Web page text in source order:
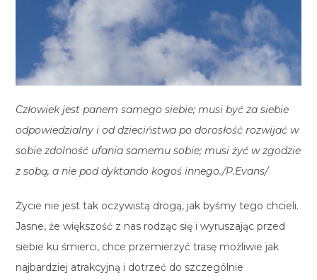
Człowiek jest panem samego siebie; musi być za siebie
odpowiedzialny i od dzieciństwa po dorosłość rozwijać w
sobie zdolność ufania samemu sobie; musi żyć w zgodzie
z sobą, a nie pod dyktando kogoś innego./P.Evans/
Życie nie jest tak oczywistą drogą, jak byśmy tego chcieli.
Jasne, że większość z nas rodząc się i wyruszając przed
siebie ku śmierci, chce przemierzyć trasę możliwie jak
najbardziej atrakcyjną i dotrzeć do szczególnie